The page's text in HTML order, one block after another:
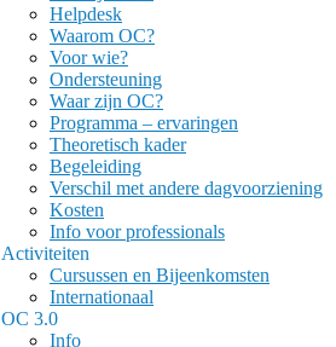
Helpdesk
Waarom OC?
Voor wie?
Ondersteuning
Waar zijn OC?
Programma – ervaringen
Theoretisch kader
Begeleiding
Verschil met andere dagvoorziening
Kosten
Info voor professionals
Activiteiten
Cursussen en Bijeenkomsten
Internationaal
OC 3.0
Info